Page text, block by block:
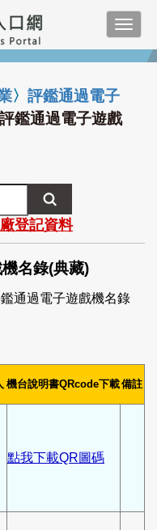
〉評鑑通過電子
鑑通過電子遊戲
登記資料
名錄(典藏)
通過電子遊戲機名錄
機台說明書QRcode下載備註
點我下載QR圖碼